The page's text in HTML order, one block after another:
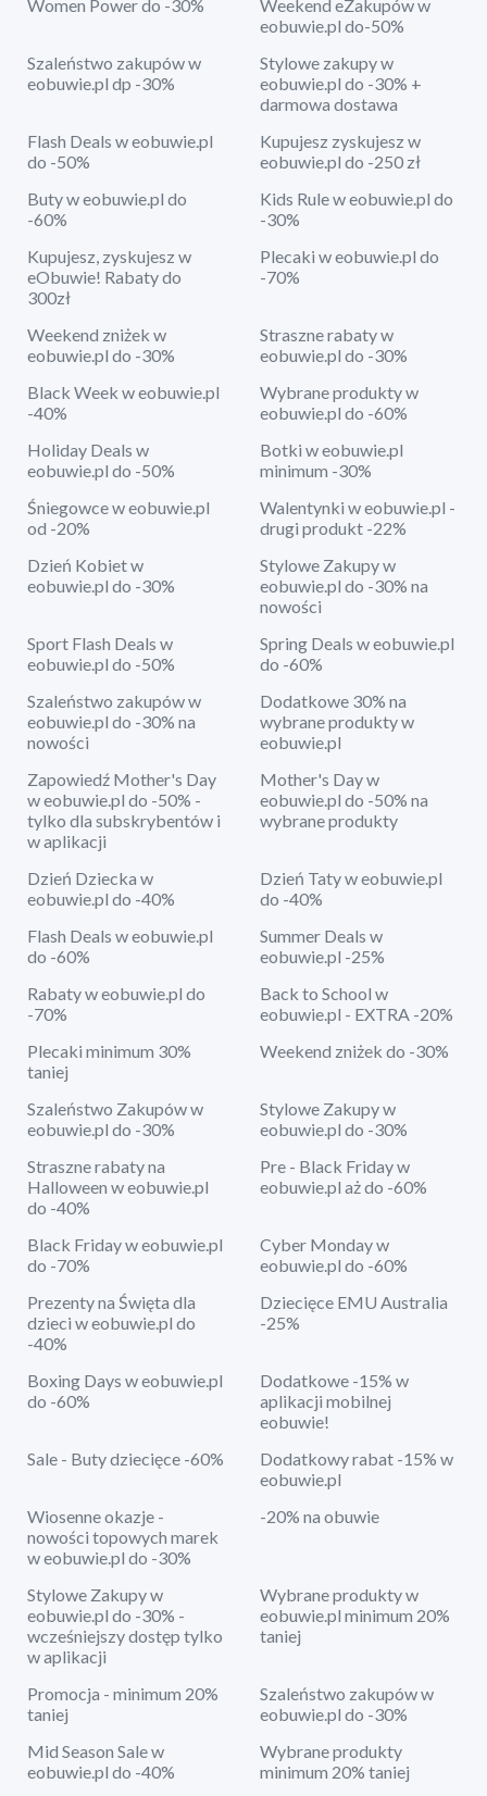
Women Power do -30%
Weekend eZakupów w
eobuwie.pl do-50%
Szaleństwo zakupów w
eobuwie.pl dp -30%
Stylowe zakupy w
eobuwie.pl do -30% +
darmowa dostawa
Flash Deals w eobuwie.pl
do -50%
Kupujesz zyskujesz w
eobuwie.pl do -250 zł
Buty w eobuwie.pl do
-60%
Kids Rule w eobuwie.pl do
-30%
Kupujesz, zyskujesz w
eObuwie! Rabaty do
300zł
Plecaki w eobuwie.pl do
-70%
Weekend zniżek w
eobuwie.pl do -30%
Straszne rabaty w
eobuwie.pl do -30%
Black Week w eobuwie.pl
-40%
Wybrane produkty w
eobuwie.pl do -60%
Holiday Deals w
eobuwie.pl do -50%
Botki w eobuwie.pl
minimum -30%
Śniegowce w eobuwie.pl
od -20%
Walentynki w eobuwie.pl -
drugi produkt -22%
Dzień Kobiet w
eobuwie.pl do -30%
Stylowe Zakupy w
eobuwie.pl do -30% na
nowości
Sport Flash Deals w
eobuwie.pl do -50%
Spring Deals w eobuwie.pl
do -60%
Szaleństwo zakupów w
eobuwie.pl do -30% na
nowości
Dodatkowe 30% na
wybrane produkty w
eobuwie.pl
Zapowiedź Mother's Day
w eobuwie.pl do -50% -
tylko dla subskrybentów i
w aplikacji
Mother's Day w
eobuwie.pl do -50% na
wybrane produkty
Dzień Dziecka w
eobuwie.pl do -40%
Dzień Taty w eobuwie.pl
do -40%
Flash Deals w eobuwie.pl
do -60%
Summer Deals w
eobuwie.pl -25%
Rabaty w eobuwie.pl do
-70%
Back to School w
eobuwie.pl - EXTRA -20%
Plecaki minimum 30%
taniej
Weekend zniżek do -30%
Szaleństwo Zakupów w
eobuwie.pl do -30%
Stylowe Zakupy w
eobuwie.pl do -30%
Straszne rabaty na
Halloween w eobuwie.pl
do -40%
Pre - Black Friday w
eobuwie.pl aż do -60%
Black Friday w eobuwie.pl
do -70%
Cyber Monday w
eobuwie.pl do -60%
Prezenty na Święta dla
dzieci w eobuwie.pl do
-40%
Dziecięce EMU Australia
-25%
Boxing Days w eobuwie.pl
do -60%
Dodatkowe -15% w
aplikacji mobilnej
eobuwie!
Sale - Buty dziecięce -60%
Dodatkowy rabat -15% w
eobuwie.pl
Wiosenne okazje -
nowości topowych marek
w eobuwie.pl do -30%
-20% na obuwie
Stylowe Zakupy w
eobuwie.pl do -30% -
wcześniejszy dostęp tylko
w aplikacji
Wybrane produkty w
eobuwie.pl minimum 20%
taniej
Promocja - minimum 20%
taniej
Szaleństwo zakupów w
eobuwie.pl do -30%
Mid Season Sale w
eobuwie.pl do -40%
Wybrane produkty
minimum 20% taniej